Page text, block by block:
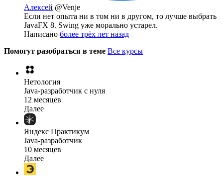
Алексей @Venje
Если нет опыта ни в том ни в другом, то лучше выбрать
JavaFX 8. Swing уже морально устарел.
Написано более трёх лет назад
Помогут разобраться в теме Все курсы
Нетология
Java-разработчик с нуля
12 месяцев
Далее
Яндекс Практикум
Java-разработчик
10 месяцев
Далее